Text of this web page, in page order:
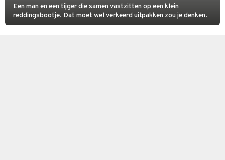
Een man en een tijger die samen vastzitten op een klein
reddingsbootje. Dat moet wel verkeerd uitpakken zou je denken.